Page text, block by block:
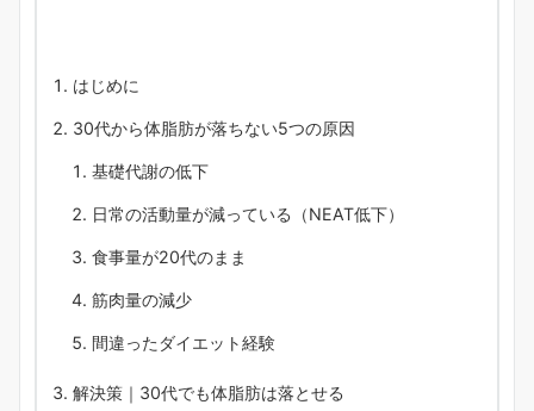
はじめに
30代から体脂肪が落ちない5つの原因
基礎代謝の低下
日常の活動量が減っている（NEAT低下）
食事量が20代のまま
筋肉量の減少
間違ったダイエット経験
解決策｜30代でも体脂肪は落とせる